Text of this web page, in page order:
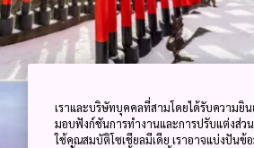
เราและบริษัทบุคคลที่สามโดยได้รับความยิ
มอบฟังก์ชันการทำงานและการปรับแต่งส่ว
ใช้คุณสมบัติโซเชียลมีเดีย เราอาจแบ่งปัน